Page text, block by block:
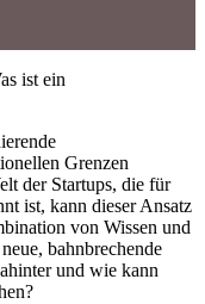
ist ein
Grenzen
der Startups, die für
ist, kann dieser Ansatz
von Wissen und
bahnbrechende
und wie kann